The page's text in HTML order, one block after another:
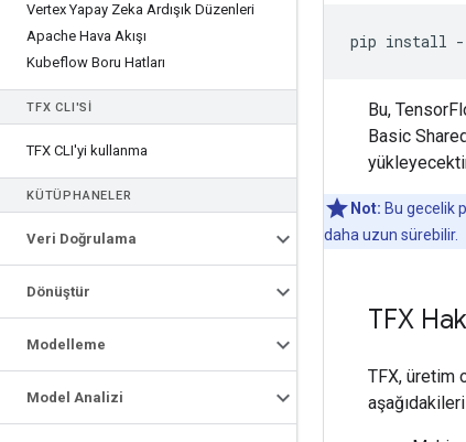
Vertex Yapay Zeka Ardışık Düzenleri
Apache Hava Akışı
Kubeflow Boru Hatları
TFX CLI'SI
TFX CLI'yi kullanma
KÜTÜPHANELER
Veri Doğrulama
Dönüştür
Modelleme
Model Analizi
pip install
Bu,
Basic
Not: Bu gecelik
daha uzun sürebilir.
TFX
TFX, üretim